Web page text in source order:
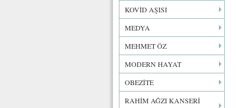
KOVİD AŞISI
MEDYA
MEHMET ÖZ
MODERN HAYAT
OBEZİTE
RAHİM AĞZI KANSERİ